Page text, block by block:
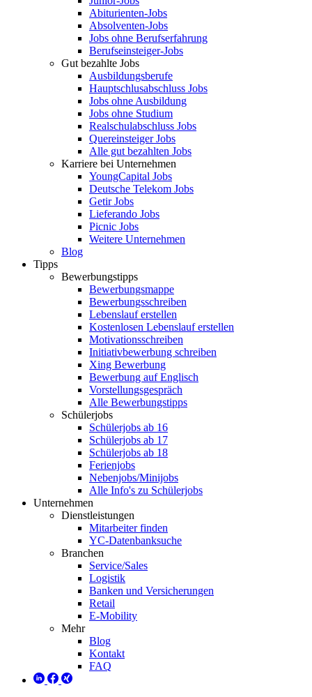
Abiturienten-Jobs
Absolventen-Jobs
Jobs ohne Berufserfahrung
Berufseinsteiger-Jobs
Gut bezahlte Jobs
Ausbildungsberufe
Hauptschlusabschluss Jobs
Jobs ohne Ausbildung
Jobs ohne Studium
Realschulabschluss Jobs
Quereinsteiger Jobs
Alle gut bezahlten Jobs
Karriere bei Unternehmen
YoungCapital Jobs
Deutsche Telekom Jobs
Getir Jobs
Lieferando Jobs
Picnic Jobs
Weitere Unternehmen
Blog
Tipps
Bewerbungstipps
Bewerbungsmappe
Bewerbungsschreiben
Lebenslauf erstellen
Kostenlosen Lebenslauf erstellen
Motivationsschreiben
Initiativbewerbung schreiben
Xing Bewerbung
Bewerbung auf Englisch
Vorstellungsgespräch
Alle Bewerbungstipps
Schülerjobs
Schülerjobs ab 16
Schülerjobs ab 17
Schülerjobs ab 18
Ferienjobs
Nebenjobs/Minijobs
Alle Info's zu Schülerjobs
Unternehmen
Dienstleistungen
Mitarbeiter finden
YC-Datenbanksuche
Branchen
Service/Sales
Logistik
Banken und Versicherungen
Retail
E-Mobility
Mehr
Blog
Kontakt
FAQ